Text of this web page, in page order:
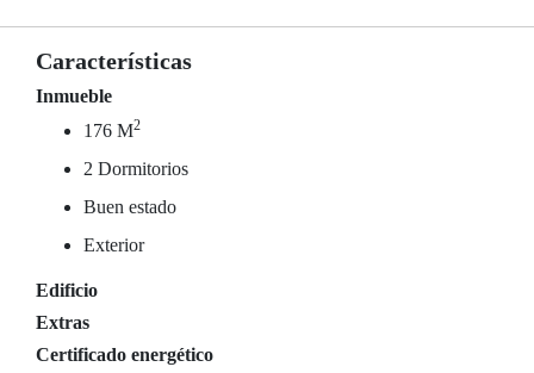
Características
Inmueble
176 M2
2 Dormitorios
Buen estado
Exterior
Edificio
Extras
Certificado energético